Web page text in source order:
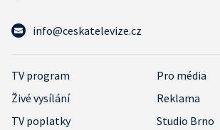
info@ceskatelevize.cz
TV program
Pro média
Živé vysílání
Reklama
TV poplatky
Studio Brno